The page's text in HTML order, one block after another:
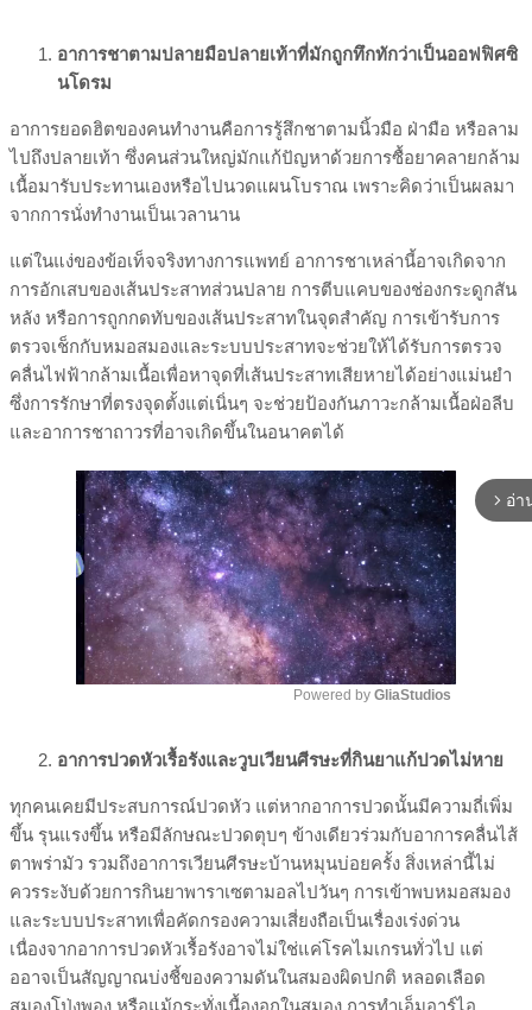
อาการชาตามปลายมือปลายเท้าที่มักถูกทึกทักว่าเป็นออฟฟิศซิ
นโดรม
อาการยอดฮิตของคนทำงานคือการรู้สึกชาตามนิ้วมือ ฝ่ามือ หรือลาม
ไปถึงปลายเท้า ซึ่งคนส่วนใหญ่มักแก้ปัญหาด้วยการซื้อยาคลายกล้าม
เนื้อมารับประทานเองหรือไปนวดแผนโบราณ เพราะคิดว่าเป็นผลมา
จากการนั่งทำงานเป็นเวลานาน
แต่ในแง่ของข้อเท็จจริงทางการแพทย์ อาการชาเหล่านี้อาจเกิดจาก
การอักเสบของเส้นประสาทส่วนปลาย การตีบแคบของช่องกระดูกสัน
หลัง หรือการถูกกดทับของเส้นประสาทในจุดสำคัญ การเข้ารับการ
ตรวจเช็กกับหมอสมองและระบบประสาทจะช่วยให้ได้รับการตรวจ
คลื่นไฟฟ้ากล้ามเนื้อเพื่อหาจุดที่เส้นประสาทเสียหายได้อย่างแม่นยำ
ซึ่งการรักษาที่ตรงจุดตั้งแต่เนิ่นๆ จะช่วยป้องกันภาวะกล้ามเนื้อฝ่อลีบ
และอาการชาถาวรที่อาจเกิดขึ้นในอนาคตได้
arrow_forward_ios อ่านเพิ่มเติม
Unmute
Powered by GliaStudios
อาการปวดหัวเรื้อรังและวูบเวียนศีรษะที่กินยาแก้ปวดไม่หาย
ทุกคนเคยมีประสบการณ์ปวดหัว แต่หากอาการปวดนั้นมีความถี่เพิ่ม
ขึ้น รุนแรงขึ้น หรือมีลักษณะปวดตุบๆ ข้างเดียวร่วมกับอาการคลื่นไส้
ตาพร่ามัว รวมถึงอาการเวียนศีรษะบ้านหมุนบ่อยครั้ง สิ่งเหล่านี้ไม่
ควรระงับด้วยการกินยาพาราเซตามอลไปวันๆ การเข้าพบหมอสมอง
และระบบประสาทเพื่อคัดกรองความเสี่ยงถือเป็นเรื่องเร่งด่วน
เนื่องจากอาการปวดหัวเรื้อรังอาจไม่ใช่แค่โรคไมเกรนทั่วไป แต่
ออาจเป็นสัญญาณบ่งชี้ของความดันในสมองผิดปกติ หลอดเลือด